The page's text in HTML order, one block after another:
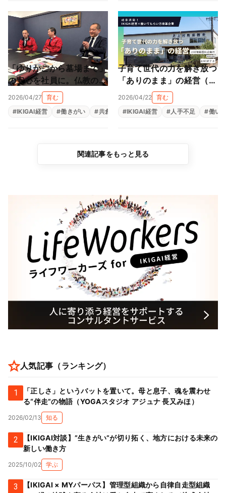
「ゆりかごから墓場まで」
の安心を社員に。仏教の教
えと親心が育む「共にあ
る」経営（尾張陸運株式会
社）
2026/04/27
育む
#IKIGAI経営 #働きがい #共創 #生きがい 福利厚生 組織改革
子育て世代の力を解き放つ
「ありのまま」の経営（上
村陶磁器株式会社）
2026/04/22 育む
#IKIGAI経営 # 人手不足 #働い
関連記事をもっと見る
人気記事（ランキング）
1
「正しさ」というバットを置いて。母と息子、魂を震わせ
る“伴走”の物語（YOGAスタジオ アジュナ 長又みほ）
2026/02/13 知る
2
【IKIGAI対談】”生きがい”が切り拓く、地方における未来の
新しい働き方
2025/10/02 学ぶ
3
【IKIGAI × MYパーパス】管理型組織から自律自走型組織